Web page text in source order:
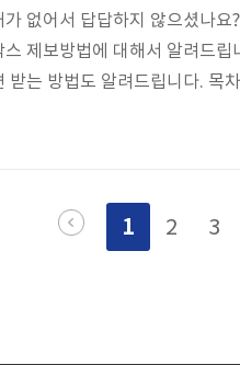
없어서 답답하지 않으셨나
제보방법에 대해서 알려드
받는 방법도 알려드립니다. 목
한문철 tv 영상채널(https://
게 과실비율등, 다양한 팁을
외하고 ..
1 2 3